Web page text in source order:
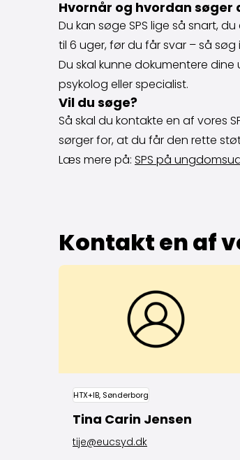
Hvornår og hvordan søger
Du kan søge SPS lige så snart,
til 6 uger, før du får svar – så søg
Du skal kunne dokumentere
psykolog eller specialist.
Vil du søge?
Så skal du kontakte en af vores
sørger for, at du får den rette
Læs mere på: SPS på
Kontakt en af
HTX+IB, Sønderborg
Tina Carin Jensen
tije@eucsyd.dk